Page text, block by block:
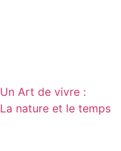
Un Art de vivre :
La nature et le temps